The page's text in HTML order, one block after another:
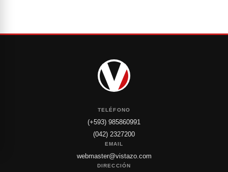
TELÉFONO
(+593) 985860991
(042) 2327200
EMAIL
webmaster@vistazo.com
DIRECCIÓN